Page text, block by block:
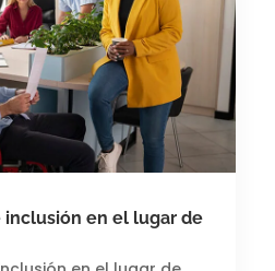
inclusión en el lugar de